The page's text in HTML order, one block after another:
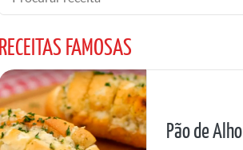
RECEITAS FAMOSAS
Pão de Alho